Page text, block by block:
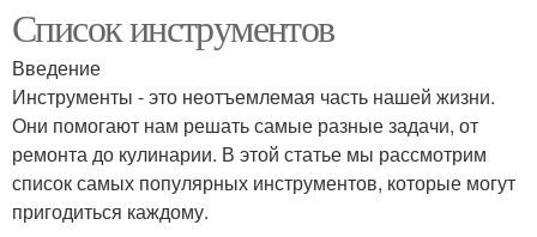
Список инструментов
Введение
Инструменты - это неотъемлемая часть нашей жизни.
Они помогают нам решать самые разные задачи, от
ремонта до кулинарии. В этой статье мы рассмотрим
список самых популярных инструментов, которые могут
пригодиться каждому.